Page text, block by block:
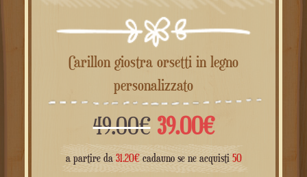
Carillon giostra orsetti in legno
personalizzato
49.00€ Il
prezzo
39.00€Il
prezzo
a partire da 31.20€cadauno se ne acquisti 50